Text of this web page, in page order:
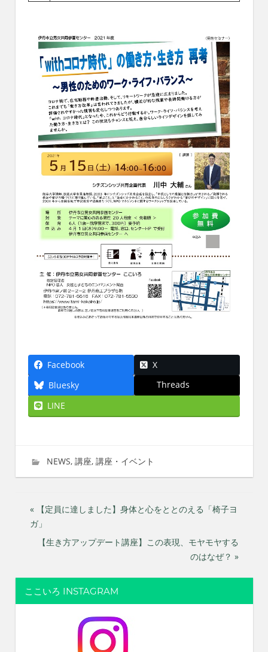
Facebook
X
Bluesky
Threads
LINE
2021年3月1日
imati
NEWS, 講座, 講座・イベント
投
稿
ビ
ゲ
« 【定員に達しました】身体と心をととのえる「椅子ヨ
ガ」
【生き方アップデート講座】この表現、モヤモヤする
のはなぜ？ »
ここいろ INSTAGRAM